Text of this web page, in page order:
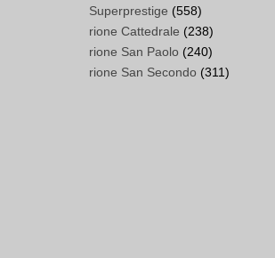
Superprestige (558)
rione Cattedrale (238)
rione San Paolo (240)
rione San Secondo (311)